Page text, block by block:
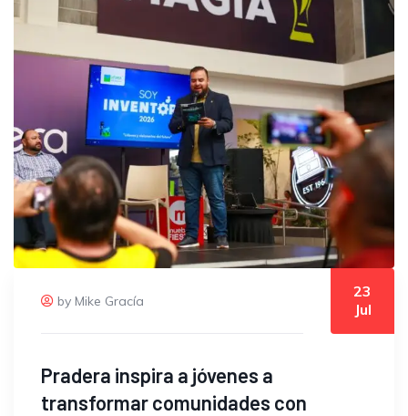
by Mike Gracía
23
Jul
Pradera inspira a jóvenes a
transformar comunidades con